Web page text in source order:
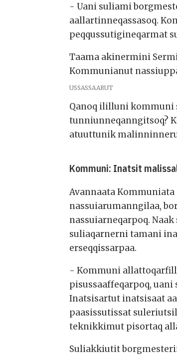
- Uani suliami
aallartinneqassasoq.
peqqussutigineqarmat
Taama akinermini
Kommunianut
USSASSAARUT
Qanoq ililluni kommuni
tunniunneqanngitsoq?
atuuttunik
Kommuni: Inatsit
Avannaata
nassuiarumanngilaa,
nassuiarneqarpoq.
suliaqarnerni tamani
erseqqissarpaa.
- Kommuni
pisussaaffeqarpoq,
Inatsisartut inatsisaat
paasissutissat
teknikkimut pisortaq
Suliakkiutit